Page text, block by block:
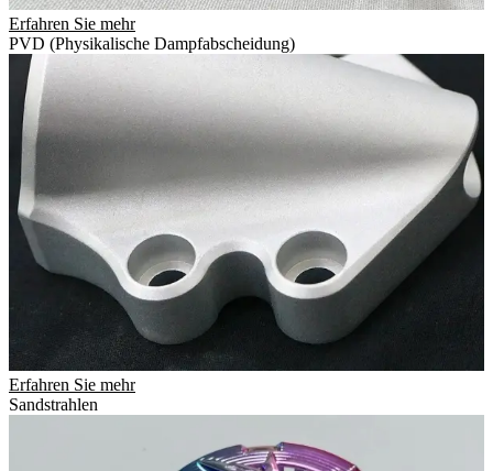
Erfahren Sie mehr
PVD (Physikalische Dampfabscheidung)
Erfahren Sie mehr
Sandstrahlen